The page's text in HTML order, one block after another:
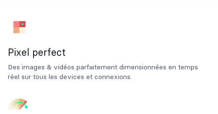
Pixel perfect
Des images & vidéos parfaitement dimensionnées en temps
réel sur tous les devices et connexions.